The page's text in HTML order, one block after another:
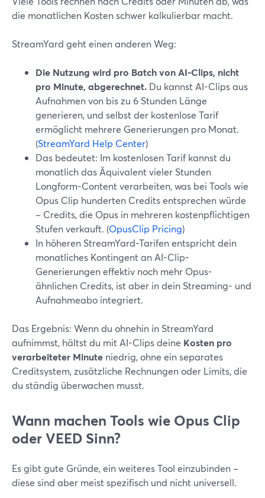
die monatlichen Kosten schwer kalkulierbar macht.
StreamYard geht einen anderen Weg:
Die Nutzung wird pro Batch von AI-Clips, nicht
pro Minute, abgerechnet. Du kannst AI-Clips aus
Aufnahmen von bis zu 6 Stunden Länge
generieren, und selbst der kostenlose Tarif
ermöglicht mehrere Generierungen pro Monat.
(StreamYard Help Center)
Das bedeutet: Im kostenlosen Tarif kannst du
monatlich das Äquivalent vieler Stunden
Longform-Content verarbeiten, was bei Tools wie
Opus Clip hunderten Credits entsprechen würde
– Credits, die Opus in mehreren kostenpflichtigen
Stufen verkauft. (OpusClip Pricing)
In höheren StreamYard-Tarifen entspricht dein
monatliches Kontingent an AI-Clip-
Generierungen effektiv noch mehr Opus-
ähnlichen Credits, ist aber in dein Streaming- und
Aufnahmeabo integriert.
Das Ergebnis: Wenn du ohnehin in StreamYard
aufnimmst, hältst du mit AI-Clips deine Kosten pro
verarbeiteter Minute niedrig, ohne ein separates
Creditsystem, zusätzliche Rechnungen oder Limits, die
du ständig überwachen musst.
Wann machen Tools wie Opus Clip
oder VEED Sinn?
Es gibt gute Gründe, ein weiteres Tool einzubinden –
diese sind aber meist spezifisch und nicht universell.